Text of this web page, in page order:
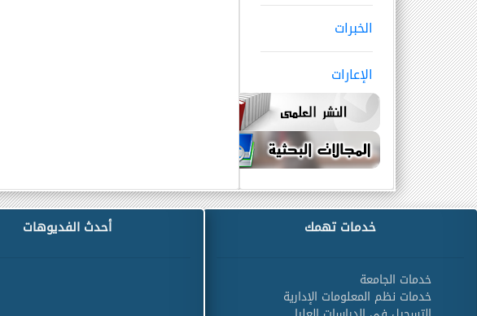
الخبرات
الإعارات
خدمات تهمك
خدمات الجامعة
خدمات نظم المعلومات الإدارية
أحدث الفديوهات